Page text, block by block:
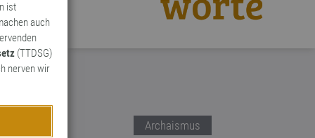
ist
auch
(TTDSG)
nerven wir
Archaismus